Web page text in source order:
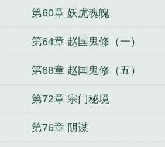
第60章 妖虎魂魄
第64章 赵国鬼修（一）
第68章 赵国鬼修（五）
第72章 宗门秘境
第76章 阴谋